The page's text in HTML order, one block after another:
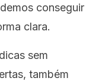
conseguir
clara.
sem
também